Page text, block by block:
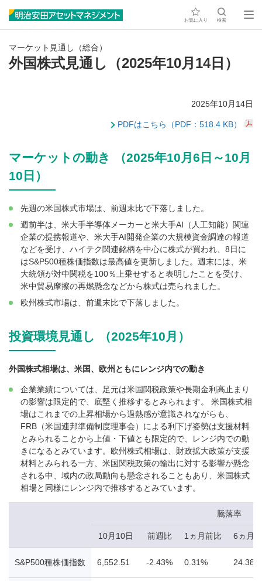
お気に入り 検索
マーケット見通し（総合）
外国株式見通し（2025年10月14日）
2025年10月14日
PDFはこちら（PDF：518.4 KB）
マーケットの動き （2025年10月6日～10月
10日）
先週の米国株式市場は、前週末比で下落しました。
週前半は、米大手半導体メーカーと米大手AI（人工知能）関連
企業の提携報道や、米大手AI開発企業の大規模資金調達の報道
などを受け、ハイテク関連銘柄を中心に株式が買われ、8日に
はS&P500種株価指数は最高値を更新しました。週末には、米
大統領が対中関税を100％上乗せすると表明したことを受け、
米中貿易摩擦の再燃懸念などから株式は売られました。
欧州株式市場は、前週末比で下落しました。
投資環境見通し （2025年10月）
外国株式相場は、米国、欧州ともにレンジ内での動き
企業業績については、足元は米国関税政策や長期金利高止まり
の影響は限定的で、底堅く推移するとみられます。 米国株式相
場はこれまでの上昇相場から過熱感が意識されながらも、
FRB（米国連邦準備制度理事会）による利下げ姿勢は支援材料
とみられることから上値・下値とも限定的で、レンジ内での動
きになるとみています。欧州株式相場は、財政拡大政策が支援
材料とみられる一方、米国関税政策の輸出に対する影響が懸念
される中、域内の政局動向も懸念されることもあり、米国株式
相場と同様にレンジ内で推移するとみています。
騰落率
10月10日 前週比 1ヵ月前比 6ヵ月
S&P500種株価指数 6,552.51 -2.43% 0.31% 24.38%